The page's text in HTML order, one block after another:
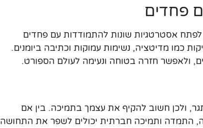
פחדים
לפתח אסטרטגיות שונות להתמודדות עם פחדים
כמו מדיטציה, נשימות עמוקות וכתיבה ביומנים.
ולאפשר חזרה בטוחה ונעימה לעולם הספורט.
ולכן חשוב להקיף את עצמך בתמיכה. בין אם
התמדה ותמיכה חברתית יכולים לשפר את התחושה